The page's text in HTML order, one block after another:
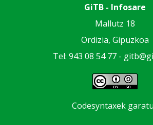
GiTB - Infosare
Mallutz 18
Ordizia, Gipuzkoa
Tel: 943 08 54 77 -
Codesyntaxek